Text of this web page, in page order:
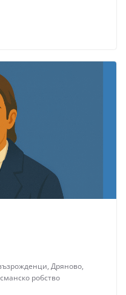
, Дряново,
робство